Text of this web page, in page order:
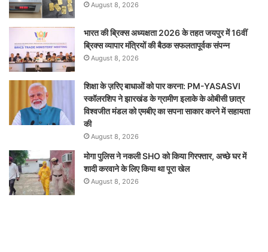
August 8, 2026
भारत की ब्रिक्‍स अध्यक्षता 2026 के तहत जयपुर में 16वीं
ब्रिक्‍स व्यापार मंत्रियों की बैठक सफलतापूर्वक संपन्न
August 8, 2026
शिक्षा के ज़रिए बाधाओं को पार करना: PM-YASASVI
स्कॉलरशिप ने झारखंड के ग्रामीण इलाके के ओबीसी छात्र
विश्वजीत मंडल को एमबीए का सपना साकार करने में सहायता
की
August 8, 2026
मोगा पुलिस ने नकली SHO को किया गिरफ्तार, अच्छे घर में
शादी करवाने के लिए किया था पूरा खेल
August 8, 2026